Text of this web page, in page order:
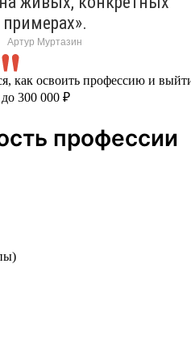
примерах».
Артур Муртазин
профессии